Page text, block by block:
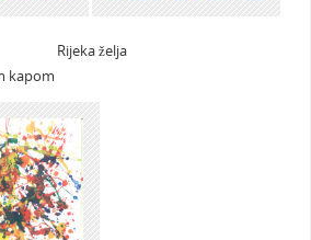
Rijeka želja
kapom